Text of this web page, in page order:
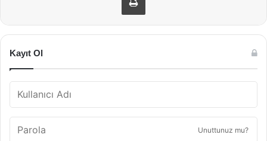
Kayıt Ol
Unuttunuz mu?